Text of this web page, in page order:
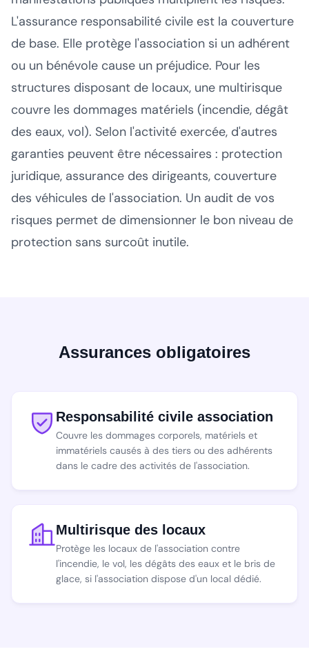
L'assurance responsabilité civile est la couverture
de base. Elle protège l'association si un adhérent
ou un bénévole cause un préjudice. Pour les
structures disposant de locaux, une multirisque
couvre les dommages matériels (incendie, dégât
des eaux, vol). Selon l'activité exercée, d'autres
garanties peuvent être nécessaires : protection
juridique, assurance des dirigeants, couverture
des véhicules de l'association. Un audit de vos
risques permet de dimensionner le bon niveau de
protection sans surcoût inutile.
Assurances obligatoires
Responsabilité civile association
Couvre les dommages corporels, matériels et
immatériels causés à des tiers ou des adhérents
dans le cadre des activités de l'association.
Multirisque des locaux
Protège les locaux de l'association contre
l'incendie, le vol, les dégâts des eaux et le bris de
glace, si l'association dispose d'un local dédié.